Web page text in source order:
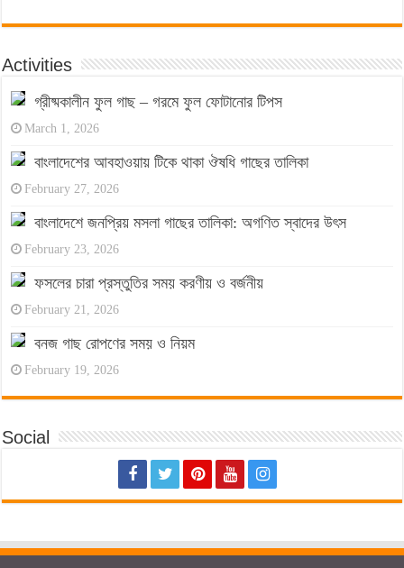
Activities
গ্রীষ্মকালীন ফুল গাছ – গরমে ফুল ফোটানোর টিপস
March 1, 2026
বাংলাদেশের আবহাওয়ায় টিকে থাকা ঔষধি গাছের তালিকা
February 27, 2026
বাংলাদেশে জনপ্রিয় মসলা গাছের তালিকা: অগণিত স্বাদের উৎস
February 23, 2026
ফসলের চারা প্রস্তুতির সময় করণীয় ও বর্জনীয়
February 21, 2026
বনজ গাছ রোপণের সময় ও নিয়ম
February 19, 2026
Social